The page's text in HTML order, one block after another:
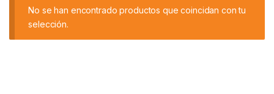
No se han encontrado productos que coincidan con tu
selección.